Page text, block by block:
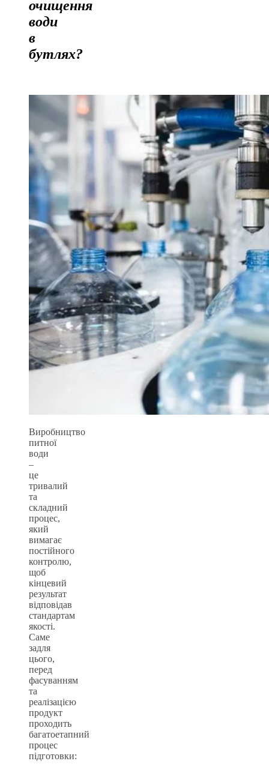
очищення
води
в
бутлях?
Виробництво
питної
води
–
це
тривалий
та
складний
процес,
який
вимагає
постійного
контролю,
щоб
кінцевий
результат
відповідав
стандартам
якості.
Саме
задля
цього,
перед
фасуванням
та
реалізацією
продукт
проходить
багатоетапний
процес
підготовки: